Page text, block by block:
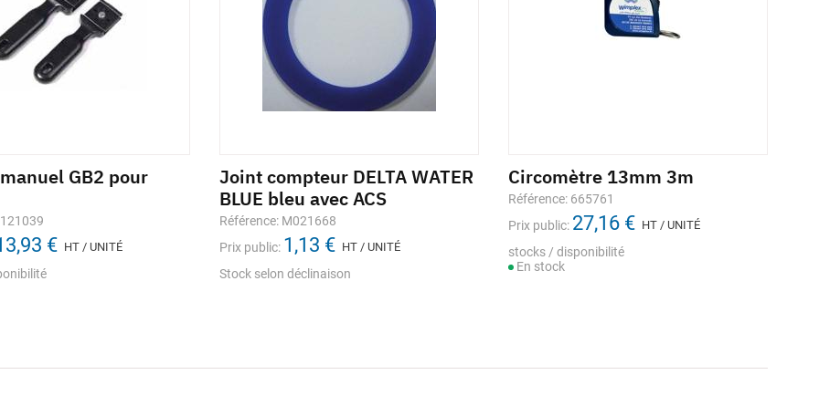
GB2 pour
€ HT / UNITÉ
Joint compteur DELTA WATER
BLUE bleu avec ACS
Référence: M021668
Prix public: 1,13 € HT / UNITÉ
Stock selon déclinaison
Circomètre 13mm 3m
Référence: 665761
Prix public: 27,16 € HT / UNITÉ
stocks / disponibilité
En stock